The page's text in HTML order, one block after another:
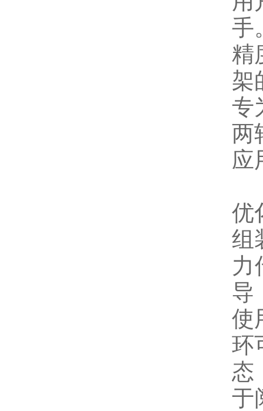
手
精
架
专
两
应
优
组
力
导
使
环
态
于